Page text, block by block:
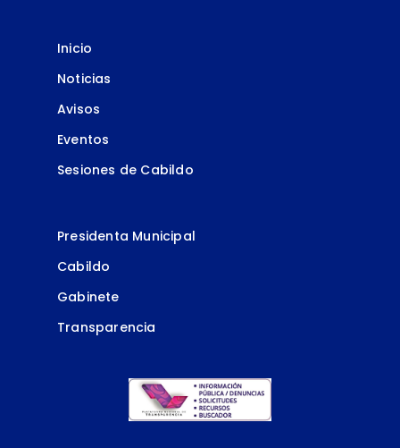
Inicio
Noticias
Avisos
Eventos
Sesiones de Cabildo
Presidenta Municipal
Cabildo
Gabinete
Transparencia